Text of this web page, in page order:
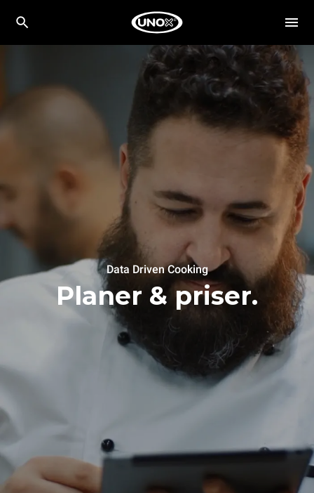
Data Driven Cooking
Planer & priser.